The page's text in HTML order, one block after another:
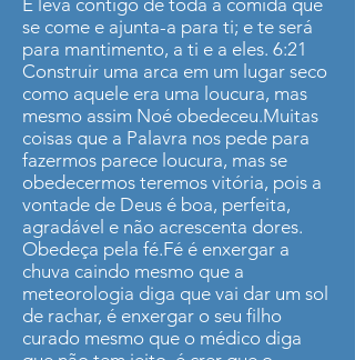
E leva contigo de toda a comida que
se come e ajunta-a para ti; e te será
para mantimento, a ti e a eles. 6:21
Construir uma arca em um lugar seco
como aquele era uma loucura, mas
mesmo assim Noé obedeceu.Muitas
coisas que a Palavra nos pede para
fazermos parece loucura, mas se
obedecermos teremos vitória, pois a
vontade de Deus é boa, perfeita,
agradável e não acrescenta dores.
Obedeça pela fé.Fé é enxergar a
chuva caindo mesmo que a
meteorologia diga que vai dar um sol
de rachar, é enxergar o seu filho
curado mesmo que o médico diga